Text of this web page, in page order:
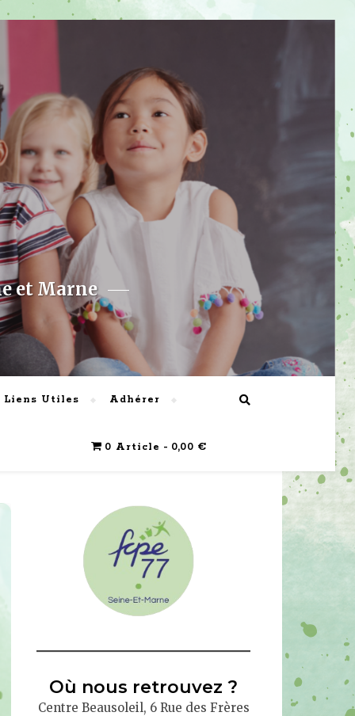
et Marne
Liens Utiles Adhérer
0 Article 0,00 €
Où nous retrouvez ?
Centre Beausoleil, 6 Rue des Frères